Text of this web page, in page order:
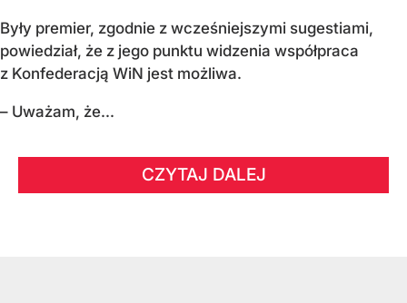
Były premier, zgodnie z wcześniejszymi sugestiami,
powiedział, że z jego punktu widzenia współpraca
z Konfederacją WiN jest możliwa.
– Uważam, że...
CZYTAJ DALEJ